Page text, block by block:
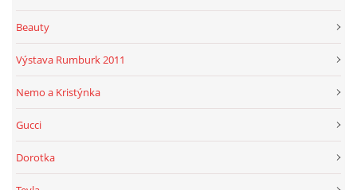
Beauty
Výstava Rumburk 2011
Nemo a Kristýnka
Gucci
Dorotka